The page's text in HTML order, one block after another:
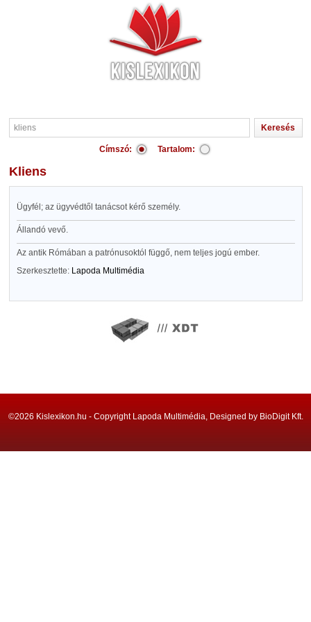
Címszó: Tartalom:
kliens
Ügyfél; az ügyvédtől tanácsot kérő személy.
Állandó vevő.
Az antik Rómában a patrónusoktól függő, nem teljes jogú ember.
Szerkesztette: Lapoda Multimédia
©2026 Kislexikon.hu - Copyright Lapoda Multimédia, Designed by BioDigit Kft.